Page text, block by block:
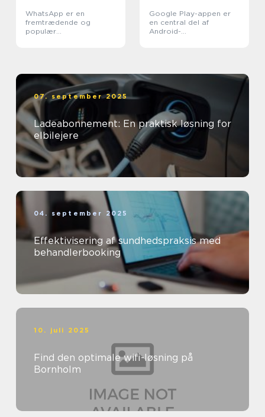
WhatsApp er en
fremtrædende og
populær
Google Play-appen er
en central del af
Android-
07. september 2025
Ladeabonnement: En praktisk løsning for
elbilejere
04. september 2025
Effektivisering af sundhedspraksis med
behandlerbooking
10. juli 2025
Find den optimale wifi-løsning på
Bornholm